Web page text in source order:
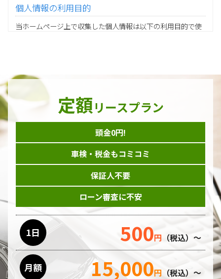
個人情報の利用目的
当ホームページ上で収集した個人情報は以下の利用目的で使
当グループの業務に従事する協力会社様担当者の識別
当グループ内で共同利用する人事関連システムの運用
ダイレクトメール等を利用したアンケート・キャンペーン
などの意見・情報の調査
当ホームページはサービスに関するお問い合わせやご質問、
資料のご請求や各サービス等のお申し込みなど、当ホームペ
ージのサービス提供過程で、氏名、連絡先、勤務先等の個人
情報を書面、電子媒体、ウェブ等を介して収集致します。
委託先の管理･監督
利用目的の遂行のために業務を委託する場合、個人情報の取
り扱いに関する委託先の適正な管理・監督をおこないます。
第三者への提供
定額リースプラン
頭金0円!
車検・税金もコミコミ
保証人不要
ローン審査に不安
1日 500円 （税込）～
月額 15,000円 （税込）～